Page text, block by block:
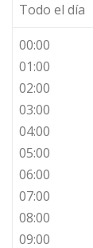
Todo el día
00:00
01:00
02:00
03:00
04:00
05:00
06:00
07:00
08:00
09:00